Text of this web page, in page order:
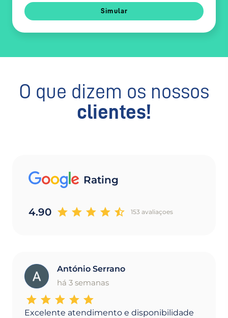
Simular
O que dizem os nossos
clientes!
Rating
4.90 153 avaliaçoes
A
António Serrano
há 3 semanas
Excelente atendimento e disponibilidade